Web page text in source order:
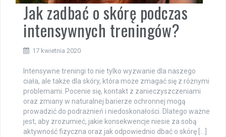
Jak zadbać o skórę podczas
intensywnych treningów?
17 kwietnia 2020
Intensywne treningi to nie tylko wyzwanie dla naszego
ciała, ale także dla skóry, która może zmagać się z różnymi
problemami. Pocenie się, kontakt z zanieczyszczeniami
oraz zmiany w naturalnej barierze ochronnej mogą
prowadzić do podrażnień i niedoskonałości. Dlatego ważne
jest, aby zrozumieć, jakie konsekwencje niesie za sobą
aktywność fizyczna oraz jak odpowiednio dbać o skórę […]